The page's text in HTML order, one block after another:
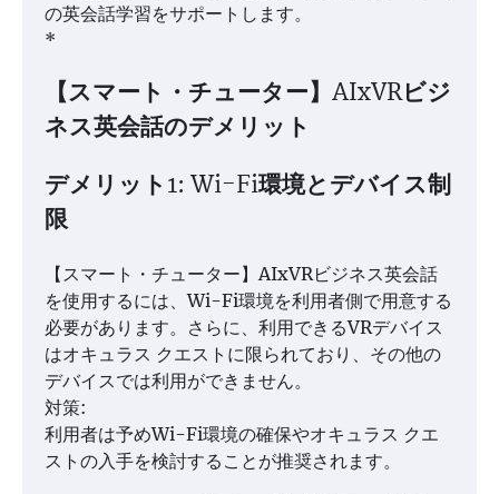
の英会話学習をサポートします。
*
【スマート・チューター】AIxVRビジ
ネス英会話のデメリット
デメリット1: Wi-Fi環境とデバイス制
限
【スマート・チューター】AIxVRビジネス英会話
を使用するには、Wi-Fi環境を利用者側で用意する
必要があります。さらに、利用できるVRデバイス
はオキュラス クエストに限られており、その他の
デバイスでは利用ができません。
対策:
利用者は予めWi-Fi環境の確保やオキュラス クエ
ストの入手を検討することが推奨されます。